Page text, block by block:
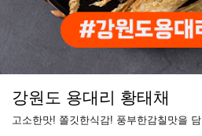
강원도 용대리 황태채
고소한맛! 쫄깃한식감! 풍부한감칠맛을